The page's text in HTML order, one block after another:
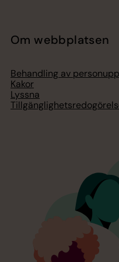
Om webbplatsen
Behandling av
Kakor
Lyssna